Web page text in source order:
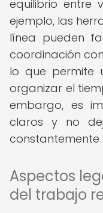
equilibrio entre
ejemplo, las
línea pueden
coordinación
lo que permite
organizar el
embargo, es
claros y no
constantemente
Aspectos
del trabajo